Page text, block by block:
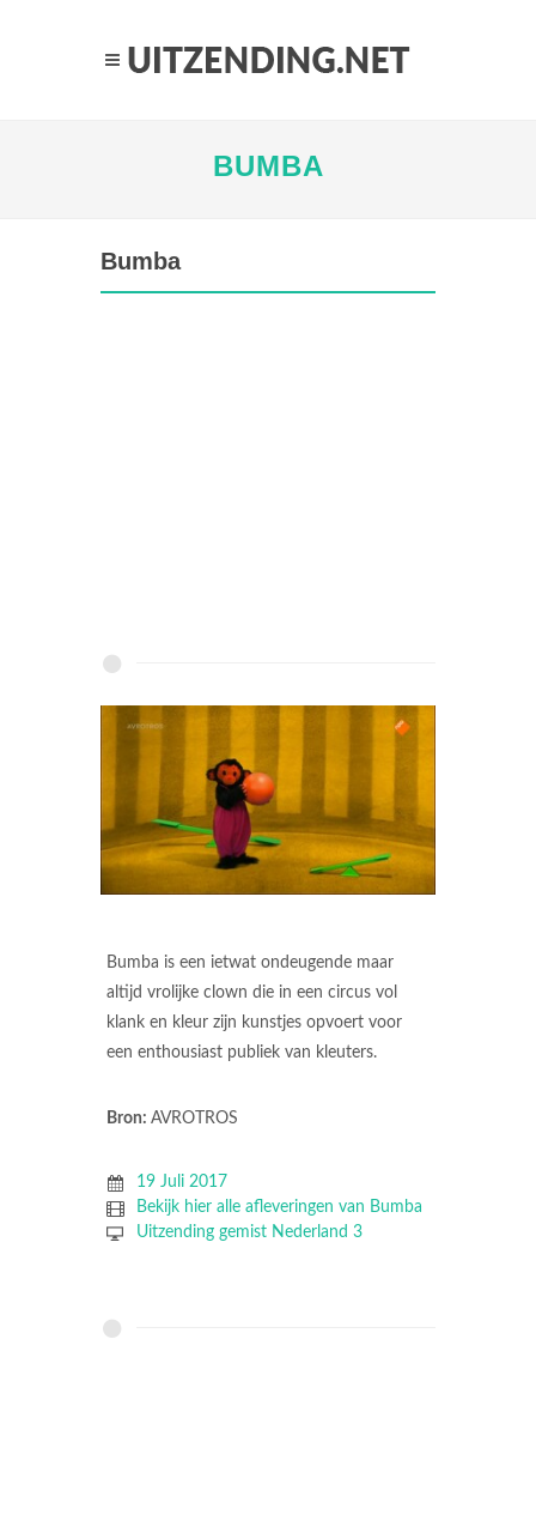
BUMBA
Bumba
Bumba is een ietwat ondeugende maar
altijd vrolijke clown die in een circus vol
klank en kleur zijn kunstjes opvoert voor
een enthousiast publiek van kleuters.
Bron: AVROTROS
19 Juli 2017
Bekijk hier alle afleveringen van Bumba
Uitzending gemist Nederland 3